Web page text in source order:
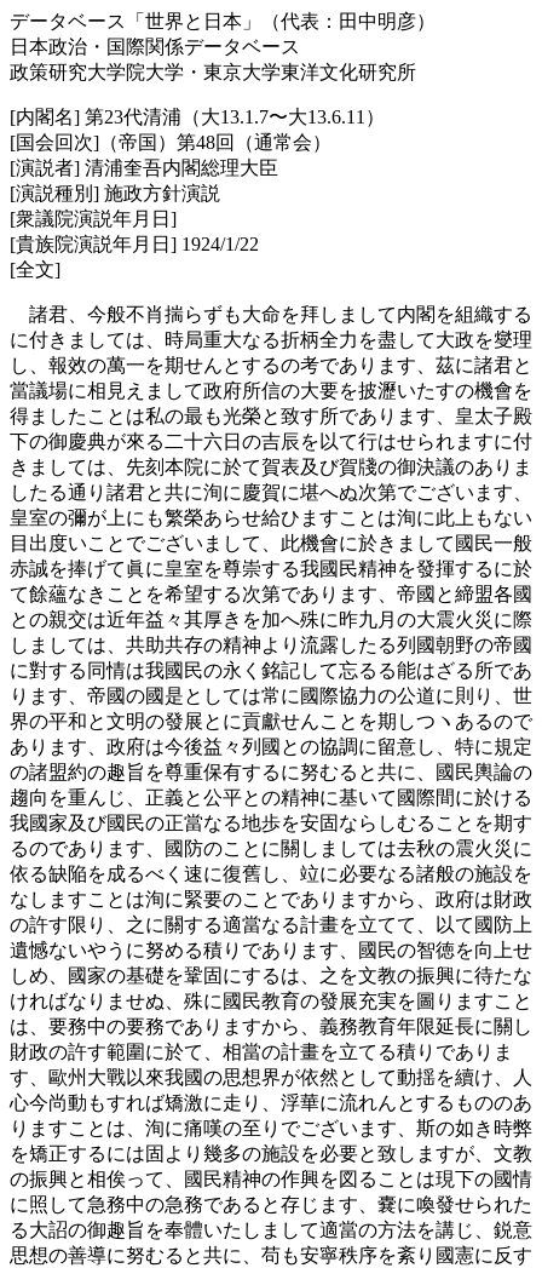
データベース「世界と日本」（代表：田中明彦）
日本政治・国際関係データベース
政策研究大学院大学・東京大学東洋文化研究所
[内閣名] 第23代清浦（大13.1.7〜大13.6.11）
[国会回次]（帝国）第48回（通常会）
[演説者] 清浦奎吾内閣総理大臣
[演説種別] 施政方針演説
[衆議院演説年月日]
[貴族院演説年月日] 1924/1/22
[全文]
諸君、今般不肖揣らずも大命を拜しまして内閣を組織する
に付きましては、時局重大なる折柄全力を盡して大政を燮理
し、報效の萬一を期せんとするの考であります、茲に諸君と
當議場に相見えまして政府所信の大要を披瀝いたすの機會を
得ましたことは私の最も光榮と致す所であります、皇太子殿
下の御慶典が來る二十六日の吉辰を以て行はせられますに付
きましては、先刻本院に於て賀表及び賀牋の御決議のありま
したる通り諸君と共に洵に慶賀に堪へぬ次第でございます、
皇室の彌が上にも繁榮あらせ給ひますことは洵に此上もない
目出度いことでございまして、此機會に於きまして國民一般
赤誠を捧げて眞に皇室を尊崇する我國民精神を發揮するに於
て餘蘊なきことを希望する次第であります、帝國と締盟各國
との親交は近年益々其厚きを加へ殊に昨九月の大震火災に際
しましては、共助共存の精神より流露したる列國朝野の帝國
に對する同情は我國民の永く銘記して忘るる能はざる所であ
ります、帝國の國是としては常に國際協力の公道に則り、世
界の平和と文明の發展とに貢獻せんことを期しつヽあるので
あります、政府は今後益々列國との協調に留意し、特に規定
の諸盟約の趣旨を尊重保有するに努むると共に、國民輿論の
趨向を重んじ、正義と公平との精神に基いて國際間に於ける
我國家及び國民の正當なる地歩を安固ならしむることを期す
るのであります、國防のことに關しましては去秋の震火災に
依る缺陥を成るべく速に復舊し、竝に必要なる諸般の施設を
なしますことは洵に緊要のことでありますから、政府は財政
の許す限り、之に關する適當なる計畫を立てて、以て國防上
遺憾ないやうに努める積りであります、國民の智徳を向上せ
しめ、國家の基礎を鞏固にするは、之を文教の振興に待たな
ければなりませぬ、殊に國民教育の發展充実を圖りますこと
は、要務中の要務でありますから、義務教育年限延長に關し
財政の許す範圍に於て、相當の計畫を立てる積りでありま
す、歐州大戰以來我國の思想界が依然として動揺を續け、人
心今尚動もすれば矯激に走り、浮華に流れんとするもののあ
りますことは、洵に痛嘆の至りでございます、斯の如き時弊
を矯正するには固より幾多の施設を必要と致しますが、文教
の振興と相俟って、國民精神の作興を図ることは現下の國情
に照して急務中の急務であると存じます、嚢に喚發せられた
る大詔の御趣旨を奉體いたしまして適當の方法を講じ、鋭意
思想の善導に努むると共に、苟も安寧秩序を紊り國憲に反す